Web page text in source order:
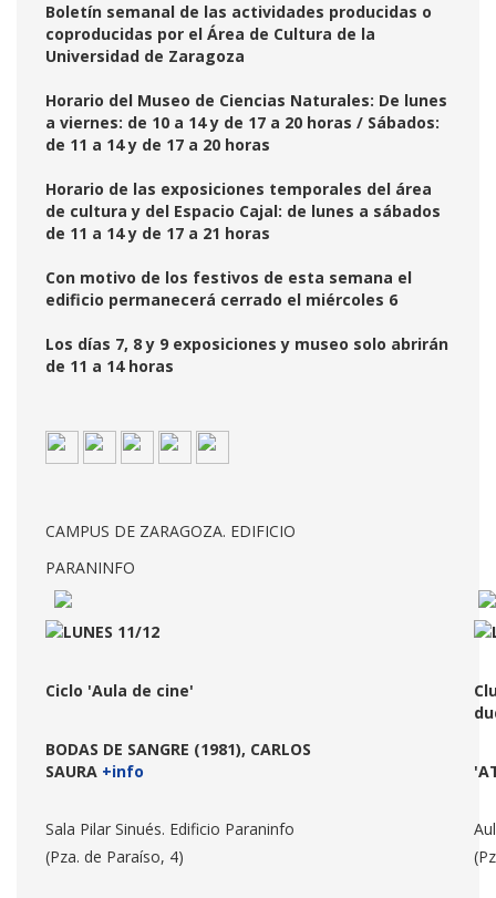
Boletín semanal de las actividades producidas o
coproducidas por el Área de Cultura de la
Universidad de Zaragoza
Horario del Museo de Ciencias Naturales: De lunes
a viernes: de 10 a 14 y de 17 a 20 horas / Sábados:
de 11 a 14 y de 17 a 20 horas
Horario de las exposiciones temporales del área
de cultura y del Espacio Cajal: de lunes a sábados
de 11 a 14 y de 17 a 21 horas
Con motivo de los festivos de esta semana el
edificio permanecerá cerrado el miércoles 6
Los días 7, 8 y 9 exposiciones y museo solo abrirán
de 11 a 14 horas
CAMPUS DE ZARAGOZA. EDIFICIO
PARANINFO
LUNES 11/12
Ciclo 'Aula de cine'
BODAS DE SANGRE (1981), CARLOS
SAURA +info
Sala Pilar Sinués. Edificio Paraninfo
(Pza. de Paraíso, 4)